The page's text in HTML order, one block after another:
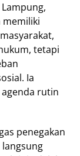
memiliki
tetapi
Ia
rutin
penegakan